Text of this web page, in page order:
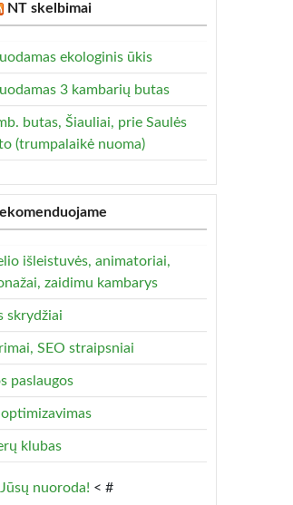
NT skelbimai
ekologinis ūkis
3 kambarių butas
butas, Šiauliai, prie Saulės
(trumpalaikė nuoma)
išleistuvės, animatoriai,
zaidimu kambarys
skrydžiai
SEO straipsniai
paslaugos
klubas
Jūsų nuoroda! < #